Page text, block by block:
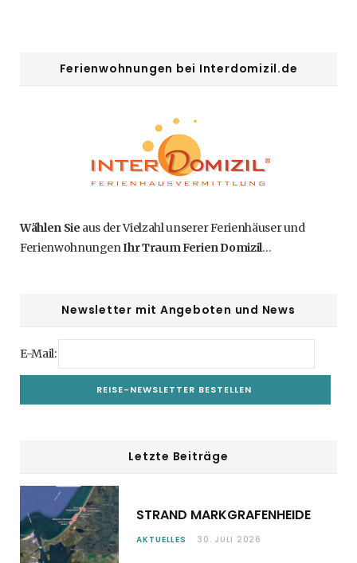
Ferienwohnungen bei Interdomizil.de
Wählen Sie aus der Vielzahl unserer Ferienhäuser und
FerienwohnungenIhr Traum Ferien Domizil…
Newsletter mit Angeboten und News
E-Mail:
Letzte Beiträge
STRAND MARKGRAFENHEIDE
AKTUELLES 30. JULI 2026